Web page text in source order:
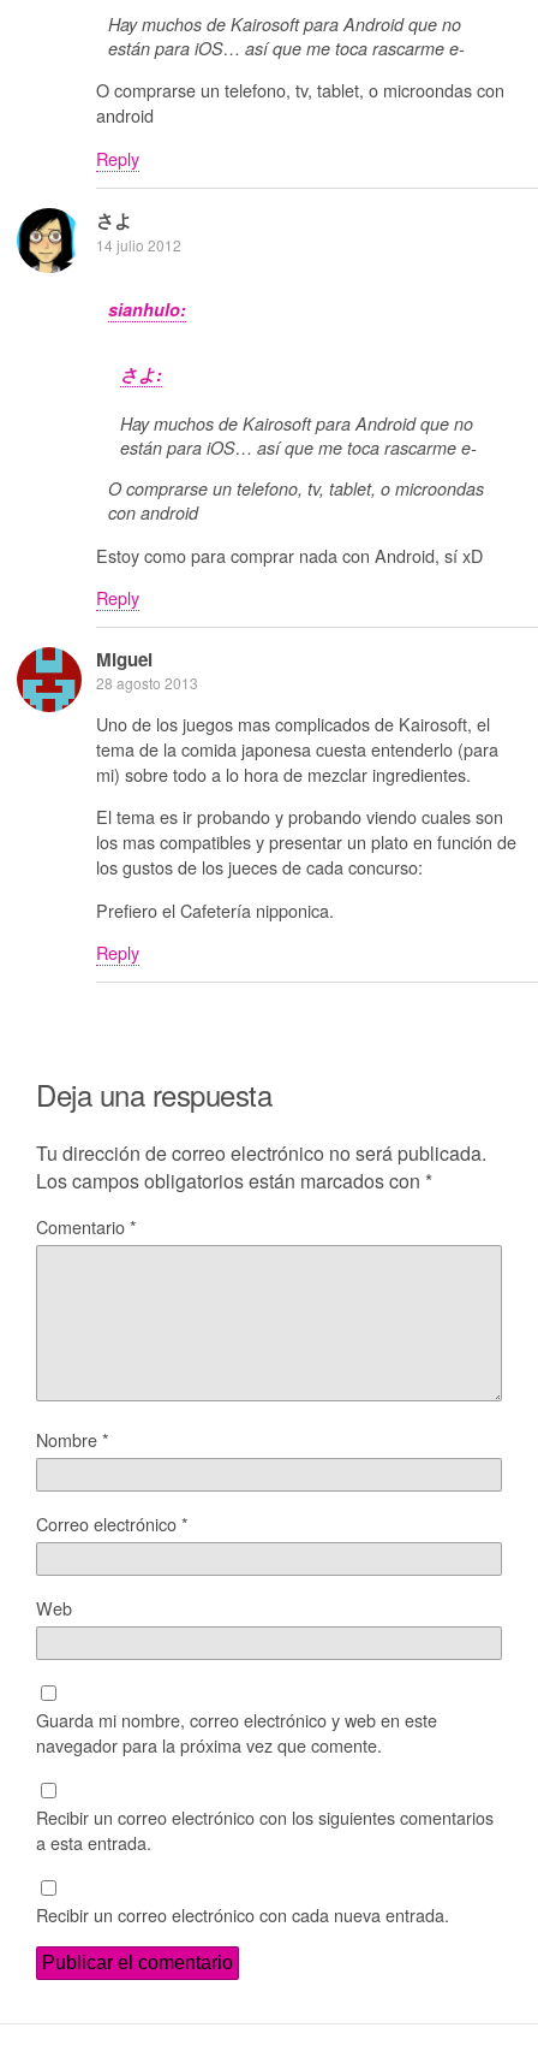
Hay muchos de Kairosoft para Android que no
están para iOS… así que me toca rascarme e-
O comprarse un telefono, tv, tablet, o microondas con
android
Reply
さよ
14 julio 2012
sianhulo:
さよ:
Hay muchos de Kairosoft para Android que no
están para iOS… así que me toca rascarme e-
O comprarse un telefono, tv, tablet, o microondas
con android
Estoy como para comprar nada con Android, sí xD
Reply
Miguel
28 agosto 2013
Uno de los juegos mas complicados de Kairosoft, el
tema de la comida japonesa cuesta entenderlo (para
mi) sobre todo a lo hora de mezclar ingredientes.
El tema es ir probando y probando viendo cuales son
los mas compatibles y presentar un plato en función de
los gustos de los jueces de cada concurso:
Prefiero el Cafetería nipponica.
Reply
Deja una respuesta
Tu dirección de correo electrónico no será publicada.
Los campos obligatorios están marcados con *
Comentario*
Nombre*
Correo electrónico*
Web
Guarda mi nombre, correo electrónico y web en este
navegador para la próxima vez que comente.
Recibir un correo electrónico con los siguientes comentarios
a esta entrada.
Recibir un correo electrónico con cada nueva entrada.